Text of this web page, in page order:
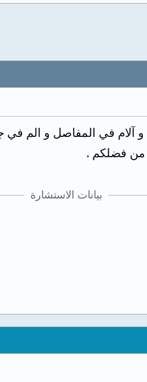
د و آلام في المفاصل و
بيانات الاستشارة